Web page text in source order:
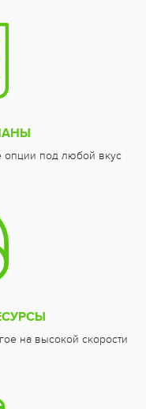
под любой вкус
на высокой скорости